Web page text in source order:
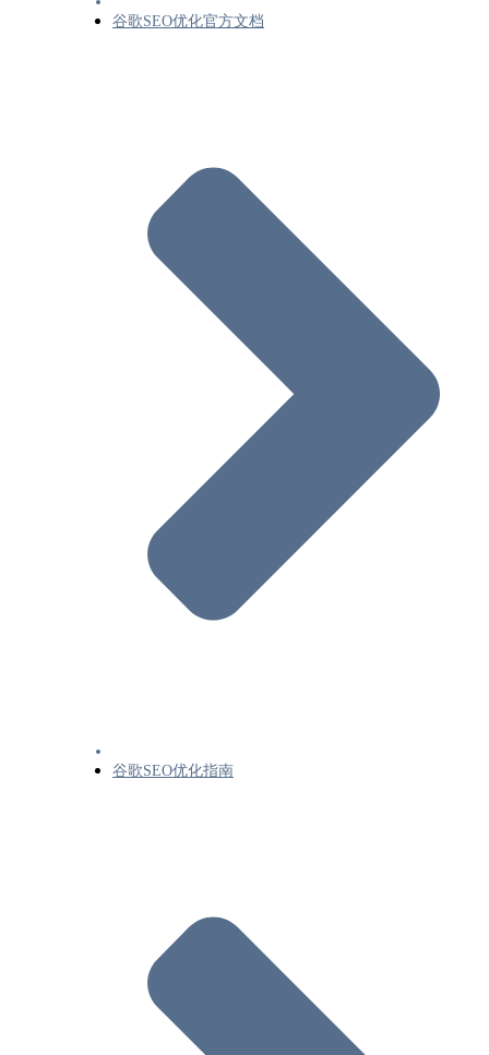
Feedfetcher
Google如何解读robots.txt规范
什么是网址规范化
如何使用rel=”canonical”及其他方法指定
网址
解决规范化问题
与 Google 搜索中的 AMP 网页相关的准则
了解AMP在搜索结果中的运作原理
增强在Google搜索结果中显示的AMP内容
验证AMP内容是否可以显示在Google搜索
果中
从 Google 搜索结果中移除 AMP 网页
了解JavaScriptSEO基础知识
向Google说明您的出站链接的用意(rel属性
控制您在Google搜索中分享的内容
从Google搜索结果中移除您网站上托管的
谷歌SEO优化官方文档
谷歌SEO优化指南